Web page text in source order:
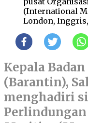
(International
London,
Kepala
(Barantin),
menghadiri